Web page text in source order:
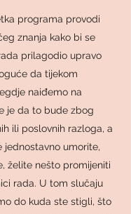
programa provodi
znanja kako bi se
prilagodio upravo
da tijekom
naiđemo na
je da to bude zbog
ili poslovnih razloga, a
jednostavno umorite,
želite nešto promijeniti
rada. U tom slučaju
do kuda ste stigli, što